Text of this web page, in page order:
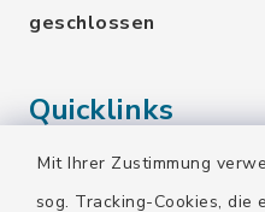
Mit Ihrer Zustimmung
sog. Tracking-Cookies, die
geschlossen
Quicklinks
Landratsamt Bad